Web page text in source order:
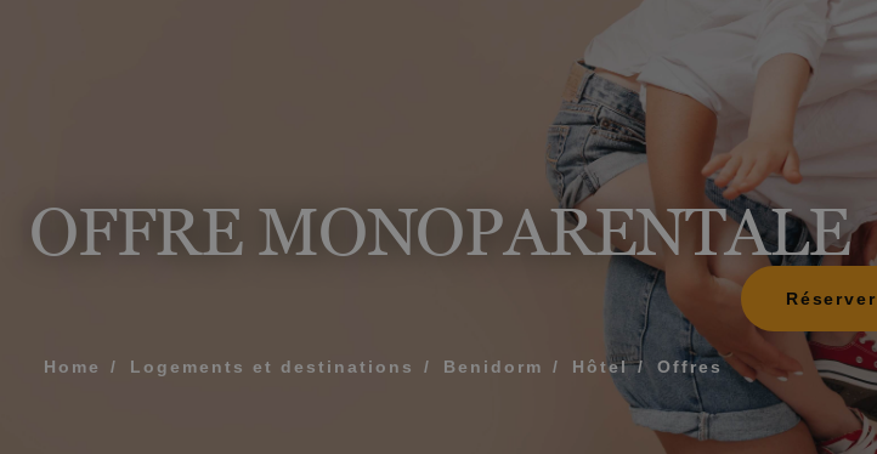
HEURE PRÉFÉRÉE POUR QUE NOUS VOUS APPELIONS
J'accepte les termes et conditions de confidentialité
OFFRE MONOPARENTALE
Réserver
Home Logements et destinations Benidorm Hôtel Offres